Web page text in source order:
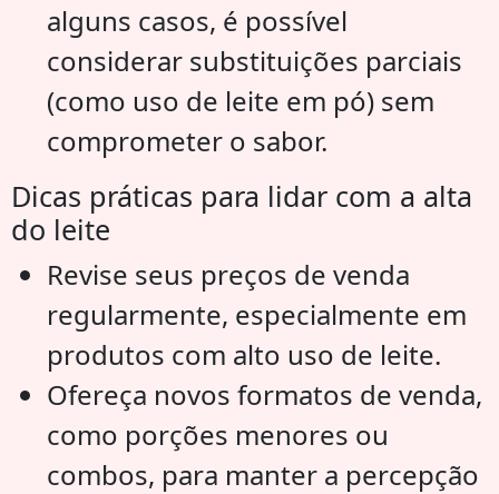
alguns casos, é possível
considerar substituições parciais
(como uso de leite em pó) sem
comprometer o sabor.
Dicas práticas para lidar com a alta
do leite
Revise seus preços de venda
regularmente, especialmente em
produtos com alto uso de leite.
Ofereça novos formatos de venda,
como porções menores ou
combos, para manter a percepção